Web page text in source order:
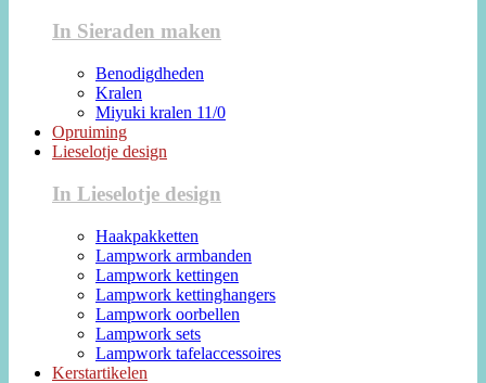
In Sieraden maken
Benodigdheden
Kralen
Miyuki kralen 11/0
Opruiming
Lieselotje design
In Lieselotje design
Haakpakketten
Lampwork armbanden
Lampwork kettingen
Lampwork kettinghangers
Lampwork oorbellen
Lampwork sets
Lampwork tafelaccessoires
Kerstartikelen